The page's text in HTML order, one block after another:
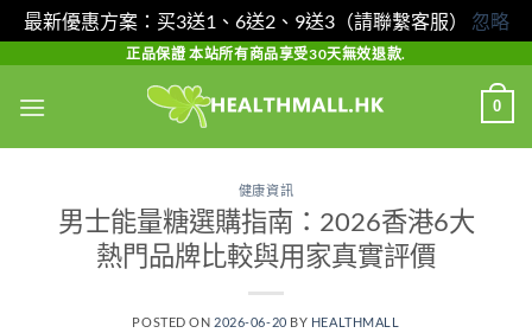
最新優惠方案：买3送1、6送2、9送3（請聯繫客服） 忽略
content
正品保證 本站所有商品享受30天無效退款.
0
健康資訊
男士能量糖選購指南：2026香港6大
熱門品牌比較與用家真實評價
POSTED ON 2026-06-20 BY HEALTHMALL